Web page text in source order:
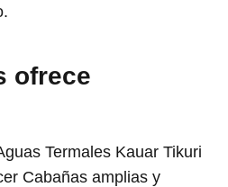
ofrece
Termales Kauar Tikuri
Cabañas amplias y